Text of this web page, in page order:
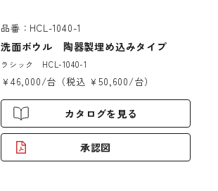
品番：HCL-1040-1
洗面ボウル 陶器製埋め込みタイプ
ラシック HCL-1040-1
￥46,000/台（税込 ￥50,600/台）
カタログを見る
承認図